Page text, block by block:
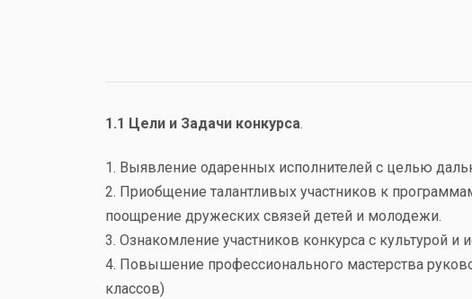
1.1 Цели и Задачи конкурса.
1. Выявление одаренных исполнителей с целью
2. Приобщение талантливых участников к
поощрение дружеских связей детей и молодежи.
3. Ознакомление участников конкурса с культурой и
4. Повышение профессионального мастерства
классов)